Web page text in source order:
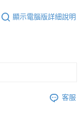
顯示電腦版詳細說明
客服